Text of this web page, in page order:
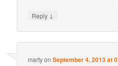
Reply ↓
martyonSeptember 4, 2013 at